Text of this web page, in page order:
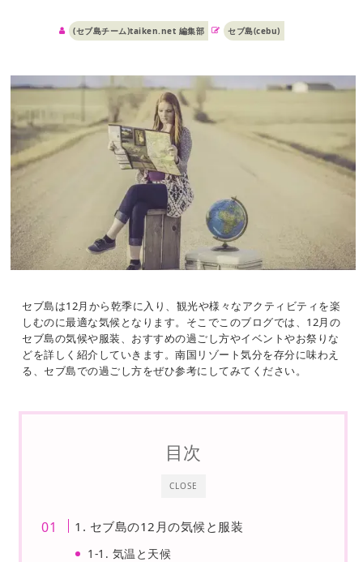
(セブ島チーム)taiken.net 編集部 セブ島(cebu)
セブ島は12月から乾季に入り、観光や様々なアクティビティを楽
しむのに最適な気候となります。そこでこのブログでは、12月の
セブ島の気候や服装、おすすめの過ごし方やイベントやお祭りな
どを詳しく紹介していきます。南国リゾート気分を存分に味わえ
る、セブ島での過ごし方をぜひ参考にしてみてください。
CLOSE
目次
1. セブ島の12月の気候と服装
1-1. 気温と天候